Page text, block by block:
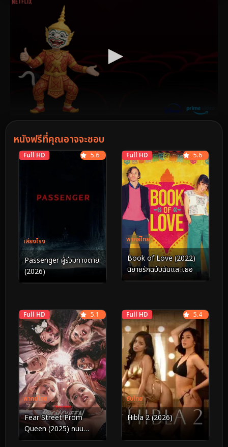
หนังฟรีที่คุณอาจจะชอบ
Full HD
เสียงโรง
5.6
Passenger ผู้ร่วมทางตาย
(2026)
Full HD
พากย์ไทย
5.6
Book of Love (2022)
นิยายรักฉบับฉันและเธอ
Full HD
พากย์ไทย
5.1
Fear Street Prom
Queen (2025) ถนน
อาถรรพ์ ราชินีงานพรอม
Full HD
ซับไทย
5.4
Hibla 2 (2026)